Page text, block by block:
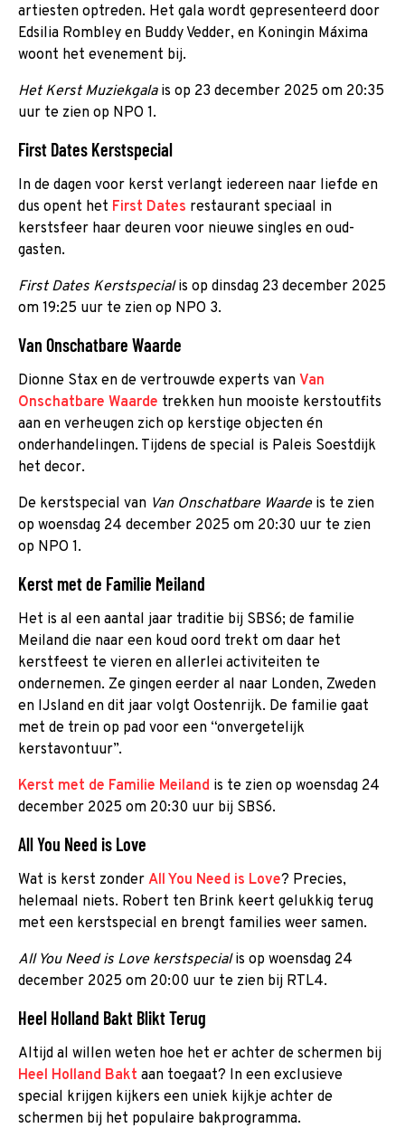
artiesten optreden. Het gala wordt gepresenteerd door
Edsilia Rombley en Buddy Vedder, en Koningin Máxima
woont het evenement bij.
Het Kerst Muziekgalais op 23 december 2025 om 20:35
uur te zien op NPO 1.
First Dates Kerstspecial
In de dagen voor kerst verlangt iedereen naar liefde en
dus opent het First Dates restaurant speciaal in
kerstsfeer haar deuren voor nieuwe singles en oud-
gasten.
First Dates Kerstspecialis op dinsdag 23 december 2025
om 19:25 uur te zien op NPO 3.
Van Onschatbare Waarde
Dionne Stax en de vertrouwde experts van Van
Onschatbare Waarde trekken hun mooiste kerstoutfits
aan en verheugen zich op kerstige objecten én
onderhandelingen. Tijdens de special is Paleis Soestdijk
het decor.
De kerstspecial van Van Onschatbare Waardeis te zien
op woensdag 24 december 2025 om 20:30 uur te zien
op NPO 1.
Kerst met de Familie Meiland
Het is al een aantal jaar traditie bij SBS6; de familie
Meiland die naar een koud oord trekt om daar het
kerstfeest te vieren en allerlei activiteiten te
ondernemen. Ze gingen eerder al naar Londen, Zweden
en IJsland en dit jaar volgt Oostenrijk. De familie gaat
met de trein op pad voor een “onvergetelijk
kerstavontuur”.
Kerst met de Familie Meiland is te zien op woensdag 24
december 2025 om 20:30 uur bij SBS6.
All You Need is Love
Wat is kerst zonder All You Need is Love? Precies,
helemaal niets. Robert ten Brink keert gelukkig terug
met een kerstspecial en brengt families weer samen.
All You Need is Love kerstspecialis op woensdag 24
december 2025 om 20:00 uur te zien bij RTL4.
Heel Holland Bakt Blikt Terug
Altijd al willen weten hoe het er achter de schermen bij
Heel Holland Bakt aan toegaat? In een exclusieve
special krijgen kijkers een uniek kijkje achter de
schermen bij het populaire bakprogramma.